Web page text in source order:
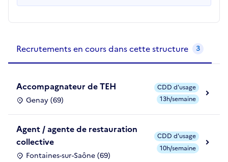
Recrutements en cours dans cette structure 3
Accompagnateur de TEH
Genay (69)
CDD d'usage
13h/semaine
Agent / agente de restauration
collective
Fontaines-sur-Saône (69)
CDD d'usage
10h/semaine